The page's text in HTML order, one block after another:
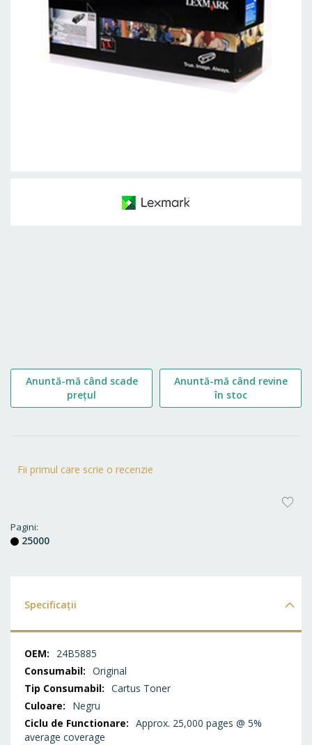
Fii primul care scrie o recenzie
Pagini
25000
Anuntă-mă când scade
prețul
Anuntă-mă când revine
în stoc
Specificații
Specificații24B5885
Original
Cartus Toner
Negru
Approx. 25,000 pages @ 5%
average coverage